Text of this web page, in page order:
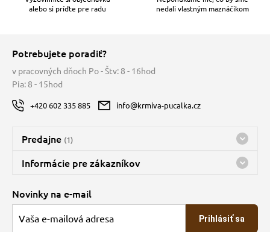
alebo si príďte pre radu
nedali vlastným maznáčikom
Potrebujete poradiť?
v pracovných dňoch Po - Štv: 8 - 16hod
Pia: 8 - 15hod
+420 602 335 885 info@krmiva-pucalka.cz
Predajne (1)
Predajňa a sklad Kbely
Bohužiaľ, momentálne máme zatvorené
Informácie pre zákazníkov
O spoločnosti
Veľkoobchod
Novinky na e-mail
Prihlásiť sa